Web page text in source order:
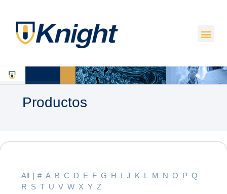
Productos
All | # A B C D E F G H I J K L M N O P Q
R S T U V W X Y Z